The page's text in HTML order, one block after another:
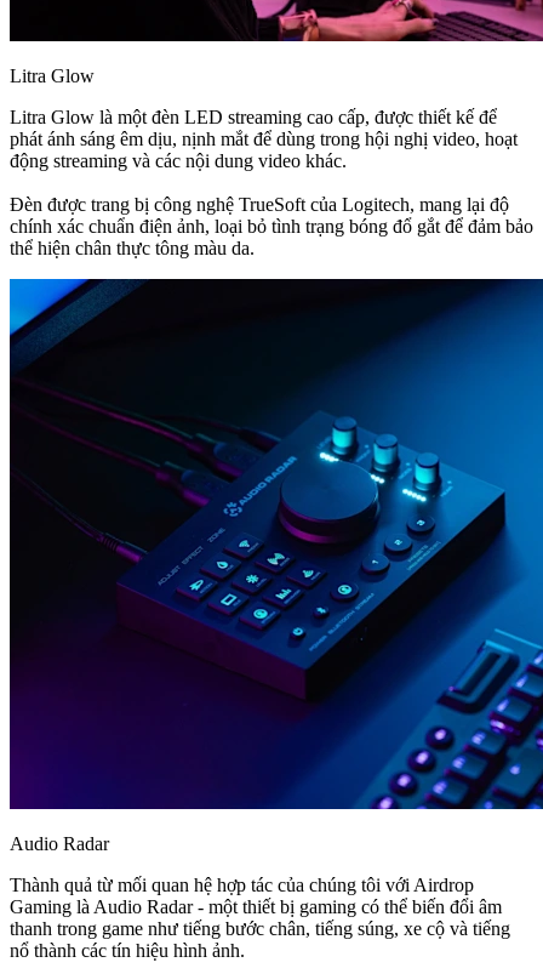
Litra Glow
Litra Glow là một đèn LED streaming cao cấp, được thiết kế để
phát ánh sáng êm dịu, nịnh mắt để dùng trong hội nghị video, hoạt
động streaming và các nội dung video khác.
Đèn được trang bị công nghệ TrueSoft của Logitech, mang lại độ
chính xác chuẩn điện ảnh, loại bỏ tình trạng bóng đổ gắt để đảm bảo
thể hiện chân thực tông màu da.
Audio Radar
Thành quả từ mối quan hệ hợp tác của chúng tôi với Airdrop
Gaming là Audio Radar - một thiết bị gaming có thể biến đổi âm
thanh trong game như tiếng bước chân, tiếng súng, xe cộ và tiếng
nổ thành các tín hiệu hình ảnh.